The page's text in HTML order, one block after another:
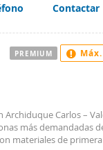
de atenderle. La
a 5 minutos en coche
del Aeropuerto y
con zonas verdes,
Contactar
Carlos –
más demandadas
materiales de
PREMIUM